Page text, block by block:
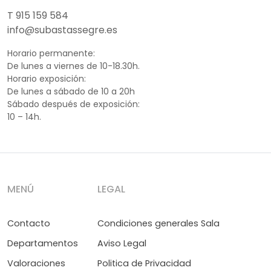
T 915 159 584
info@subastassegre.es
Horario permanente:
De lunes a viernes de 10-18.30h.
Horario exposición:
De lunes a sábado de 10 a 20h
Sábado después de exposición:
10 – 14h.
MENÚ
Contacto
Departamentos
Valoraciones
LEGAL
Condiciones generales Sala
Aviso Legal
Politica de Privacidad